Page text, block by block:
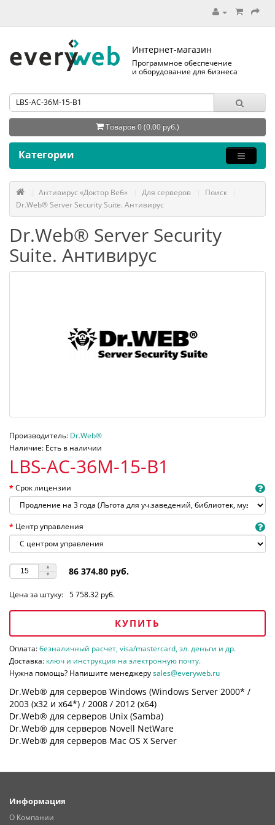
Интернет-магазин
Программное обеспечение
и оборудование для бизнеса
Товаров 0 (0.00 руб.)
Категории
Антивирус «Доктор Веб» Для серверов
Поиск
Dr.Web® Server Security Suite. Антивирус
Dr.Web® Server Security
Suite. Антивирус
Производитель: Dr.Web®
Наличие: Есть в наличии
LBS-AC-36M-15-B1
Срок лицензии
Центр управления
86 374.80 руб.
Цена за штуку: 5 758.32 руб.
КУПИТЬ
Оплата:безналичный расчет, visa/mastercard, эл. деньги и др.
Доставка: ключ и инструкция на электронную почту.
Нужна помощь? Напишите менеджеруsales@everyweb.ru
Dr.Web® для серверов Windows (Windows Server 2000* /
2003 (х32 и х64*) / 2008 / 2012 (х64)
Dr.Web® для серверов Unix (Samba)
Dr.Web® для серверов Novell NetWare
Dr.Web® для серверов Mac OS X Server
Информация
О Компании